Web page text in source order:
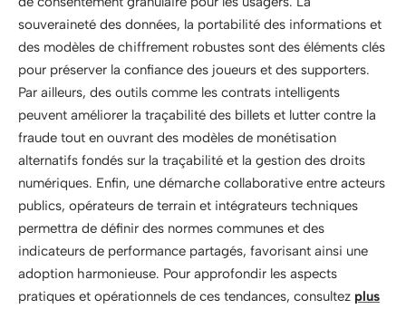
souveraineté des données, la portabilité des informations et
des modèles de chiffrement robustes sont des éléments clés
pour préserver la confiance des joueurs et des supporters.
Par ailleurs, des outils comme les contrats intelligents
peuvent améliorer la traçabilité des billets et lutter contre la
fraude tout en ouvrant des modèles de monétisation
alternatifs fondés sur la traçabilité et la gestion des droits
numériques. Enfin, une démarche collaborative entre acteurs
publics, opérateurs de terrain et intégrateurs techniques
permettra de définir des normes communes et des
indicateurs de performance partagés, favorisant ainsi une
adoption harmonieuse. Pour approfondir les aspects
pratiques et opérationnels de ces tendances, consultez plus